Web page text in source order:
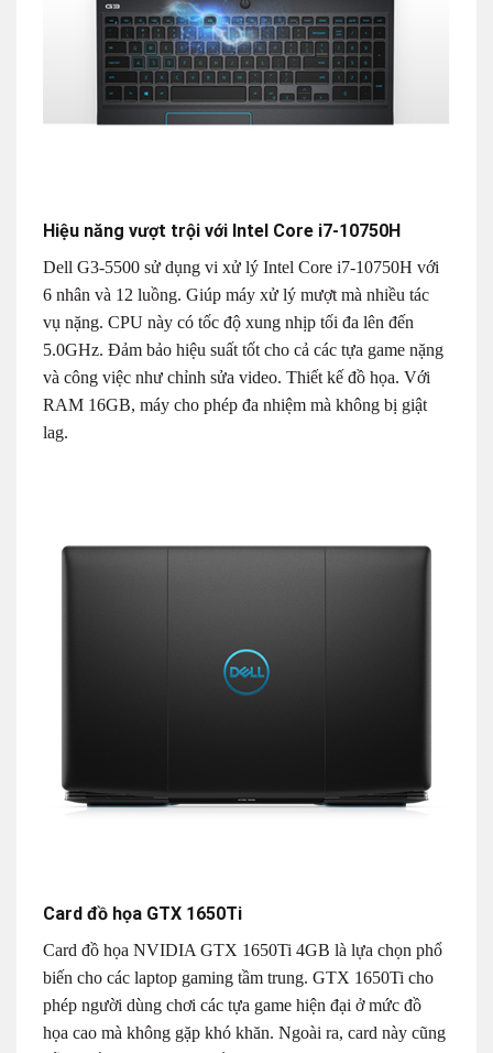
Hiệu năng vượt trội với Intel Core i7-10750H
Dell G3-5500 sử dụng vi xử lý Intel Core i7-10750H với
6 nhân và 12 luồng. Giúp máy xử lý mượt mà nhiều tác
vụ nặng. CPU này có tốc độ xung nhịp tối đa lên đến
5.0GHz. Đảm bảo hiệu suất tốt cho cả các tựa game nặng
và công việc như chỉnh sửa video. Thiết kế đồ họa. Với
RAM 16GB, máy cho phép đa nhiệm mà không bị giật
lag.
Card đồ họa GTX 1650Ti
Card đồ họa NVIDIA GTX 1650Ti 4GB là lựa chọn phổ
biến cho các laptop gaming tầm trung. GTX 1650Ti cho
phép người dùng chơi các tựa game hiện đại ở mức đồ
họa cao mà không gặp khó khăn. Ngoài ra, card này cũng